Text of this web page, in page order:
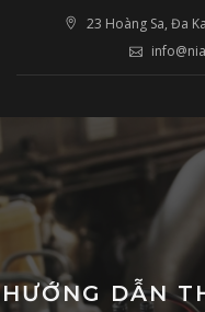
23 Hoàng Sa, Đa
HƯỚNG DẪN